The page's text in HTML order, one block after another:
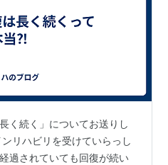
く続く」についてお送りし
リハビリを受けていらっし
過されていても回復が続い